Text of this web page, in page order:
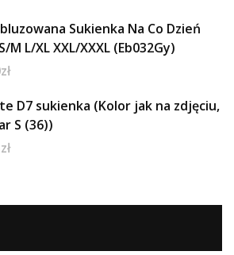
Sukienka Na Co Dzień
M L/XL XXL/XXXL (Eb032Gy)
zł
D7 sukienka (Kolor jak na zdjęciu,
S (36))
zł